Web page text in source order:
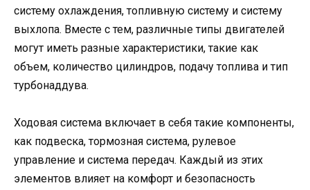
систему охлаждения, топливную систему и систему
выхлопа. Вместе с тем, различные типы двигателей
могут иметь разные характеристики, такие как
объем, количество цилиндров, подачу топлива и тип
турбонаддува.
Ходовая система включает в себя такие компоненты,
как подвеска, тормозная система, рулевое
управление и система передач. Каждый из этих
элементов влияет на комфорт и безопасность